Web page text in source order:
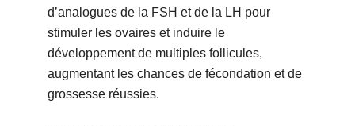
d’analogues de la FSH et de la LH pour
stimuler les ovaires et induire le
développement de multiples follicules,
augmentant les chances de fécondation et de
grossesse réussies.